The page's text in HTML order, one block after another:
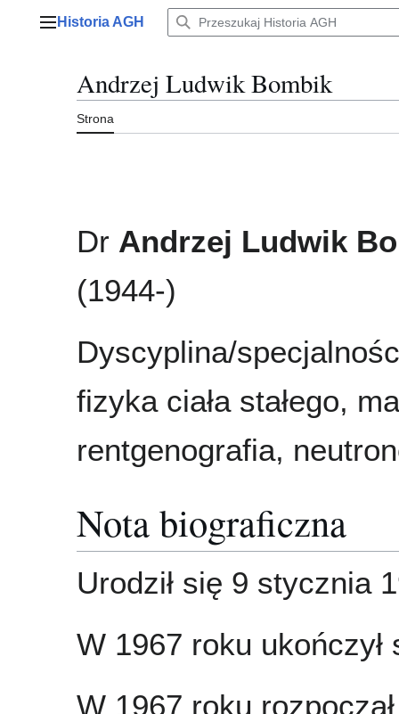
Menu główne
Historia AGH
Andrzej Ludwik Bombik
Strona
Dr Andrzej Ludwik
(1944-)
Dyscyplina/
fizyka ciała stałego,
rentgenografia,
Nota biograficzna
Urodził się 9 stycznia
W 1967 roku
W 1967 roku